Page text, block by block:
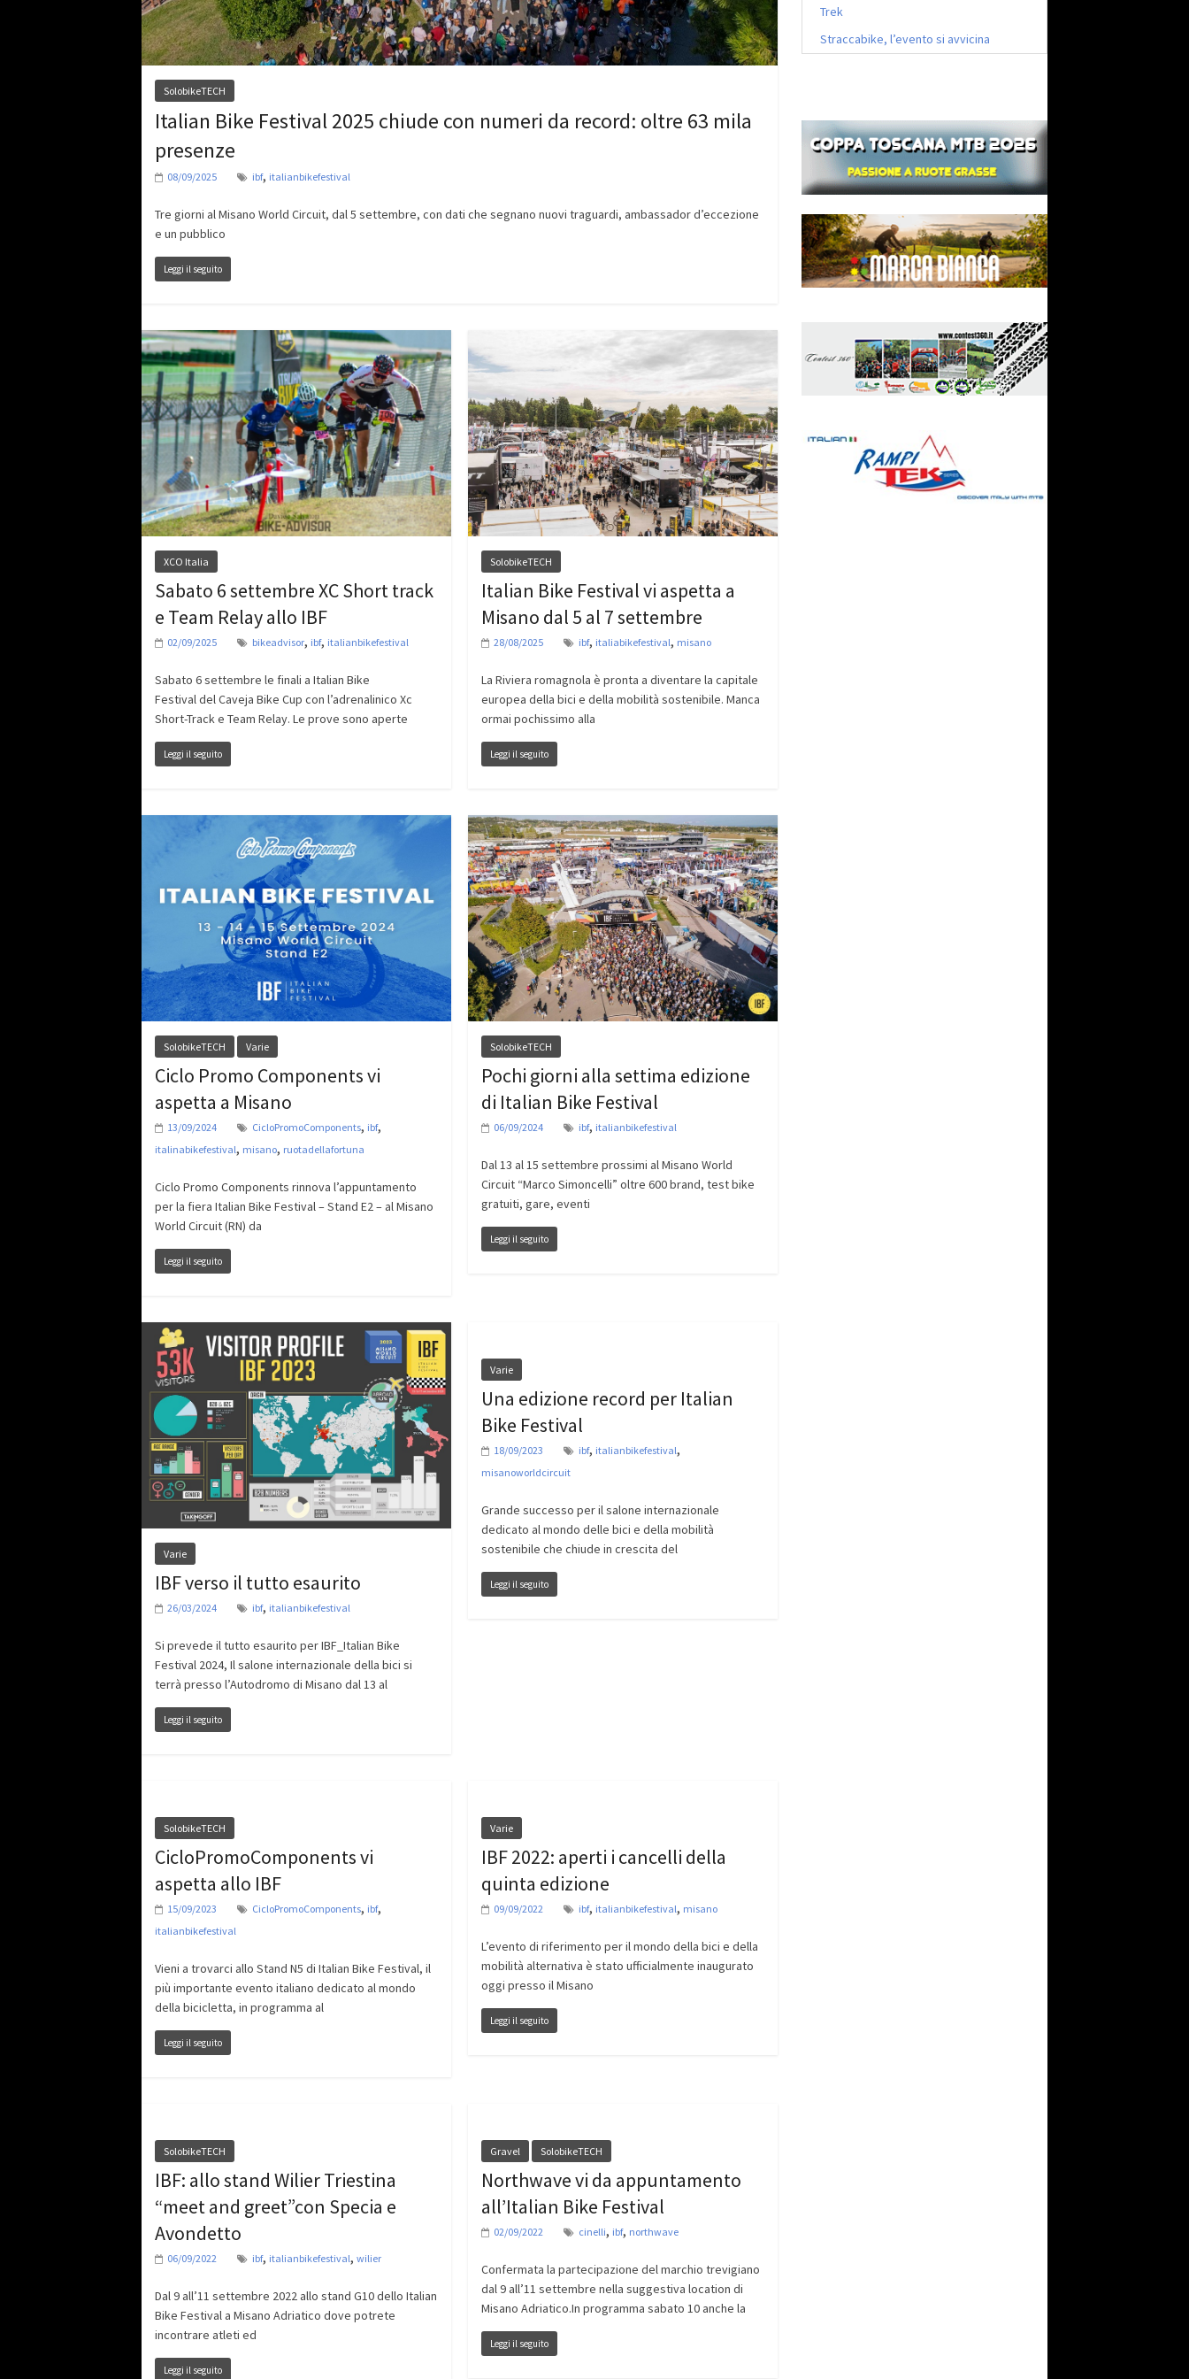
SolobikeTECH
Italian Bike Festival 2025 chiude con numeri da record: oltre 63 mila
presenze
08/09/2025 ibf, italianbikefestival
Tre giorni al Misano World Circuit, dal 5 settembre, con dati che segnano nuovi traguardi, ambassador d’eccezione
e un pubblico
Leggi il seguito
XCO Italia
Sabato 6 settembre XC Short track
e Team Relay allo IBF
02/09/2025 bikeadvisor, ibf, italianbikefestival
Sabato 6 settembre le finali a Italian Bike
Festival del Caveja Bike Cup con l’adrenalinico Xc
Short-Track e Team Relay. Le prove sono aperte
Leggi il seguito
SolobikeTECH
Italian Bike Festival vi aspetta a
Misano dal 5 al 7 settembre
28/08/2025 ibf, italiabikefestival, misano
La Riviera romagnola è pronta a diventare la capitale
europea della bici e della mobilità sostenibile. Manca
ormai pochissimo alla
Leggi il seguito
SolobikeTECH Varie
Ciclo Promo Components vi
aspetta a Misano
13/09/2024 CicloPromoComponents, ibf,
italinabikefestival, misano, ruotadellafortuna
Ciclo Promo Components rinnova l’appuntamento
per la fiera Italian Bike Festival – Stand E2 – al Misano
World Circuit (RN) da
Leggi il seguito
SolobikeTECH
Pochi giorni alla settima edizione
di Italian Bike Festival
06/09/2024 ibf, italianbikefestival
Dal 13 al 15 settembre prossimi al Misano World
Circuit “Marco Simoncelli” oltre 600 brand, test bike
gratuiti, gare, eventi
Leggi il seguito
Varie
IBF verso il tutto esaurito
26/03/2024 ibf, italianbikefestival
Si prevede il tutto esaurito per IBF_Italian Bike
Festival 2024, Il salone internazionale della bici si
terrà presso l’Autodromo di Misano dal 13 al
Leggi il seguito
Varie
Una edizione record per Italian
Bike Festival
18/09/2023 ibf, italianbikefestival,
misanoworldcircuit
Grande successo per il salone internazionale
dedicato al mondo delle bici e della mobilità
sostenibile che chiude in crescita del
Leggi il seguito
SolobikeTECH
CicloPromoComponents vi
aspetta allo IBF
15/09/2023 CicloPromoComponents, ibf,
italianbikefestival
Vieni a trovarci allo Stand N5 di Italian Bike Festival, il
più importante evento italiano dedicato al mondo
della bicicletta, in programma al
Leggi il seguito
Varie
IBF 2022: aperti i cancelli della
quinta edizione
09/09/2022 ibf, italianbikefestival, misano
L’evento di riferimento per il mondo della bici e della
mobilità alternativa è stato ufficialmente inaugurato
oggi presso il Misano
Leggi il seguito
SolobikeTECH
IBF: allo stand Wilier Triestina
“meet and greet”con Specia e
Avondetto
06/09/2022 ibf, italianbikefestival, wilier
Dal 9 all’11 settembre 2022 allo stand G10 dello Italian
Bike Festival a Misano Adriatico dove potrete
incontrare atleti ed
Leggi il seguito
Gravel SolobikeTECH
Northwave vi da appuntamento
all’Italian Bike Festival
02/09/2022 cinelli, ibf, northwave
Confermata la partecipazione del marchio trevigiano
dal 9 all’11 settembre nella suggestiva location di
Misano Adriatico.In programma sabato 10 anche la
Leggi il seguito
Trek
Straccabike, l’evento si avvicina